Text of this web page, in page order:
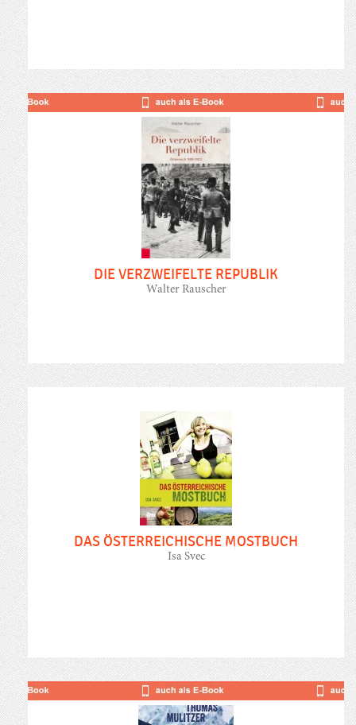
DIE VERZWEIFELTE REPUBLIK
Walter Rauscher
DAS ÖSTERREICHISCHE MOSTBUCH
Isa Svec